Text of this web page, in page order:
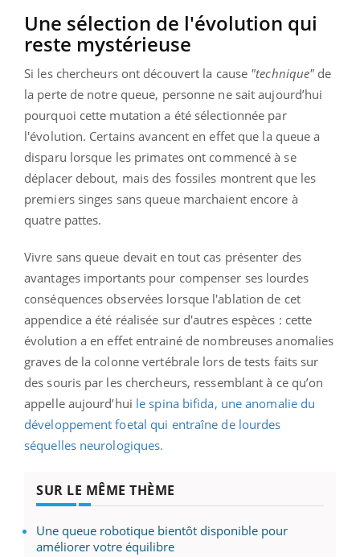
Une sélection de l'évolution qui
reste mystérieuse
Si les chercheurs ont découvert la cause "technique" de
la perte de notre queue, personne ne sait aujourd’hui
pourquoi cette mutation a été sélectionnée par
l'évolution. Certains avancent en effet que la queue a
disparu lorsque les primates ont commencé à se
déplacer debout, mais des fossiles montrent que les
premiers singes sans queue marchaient encore à
quatre pattes.
Vivre sans queue devait en tout cas présenter des
avantages importants pour compenser ses lourdes
conséquences observées lorsque l'ablation de cet
appendice a été réalisée sur d'autres espèces : cette
évolution a en effet entrainé de nombreuses anomalies
graves de la colonne vertébrale lors de tests faits sur
des souris par les chercheurs, ressemblant à ce qu’on
appelle aujourd’hui le spina bifida, une anomalie du
développement foetal qui entraîne de lourdes
séquelles neurologiques.
SUR LE MÊME THÈME
Une queue robotique bientôt disponible pour
améliorer votre équilibre